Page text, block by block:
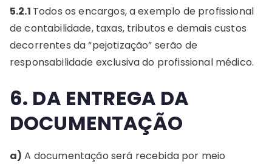
5.2.1 Todos os encargos, a exemplo de profissional
de contabilidade, taxas, tributos e demais custos
decorrentes da “pejotização” serão de
responsabilidade exclusiva do profissional médico.
6. DA ENTREGA DA
DOCUMENTAÇÃO
a) A documentação será recebida por meio